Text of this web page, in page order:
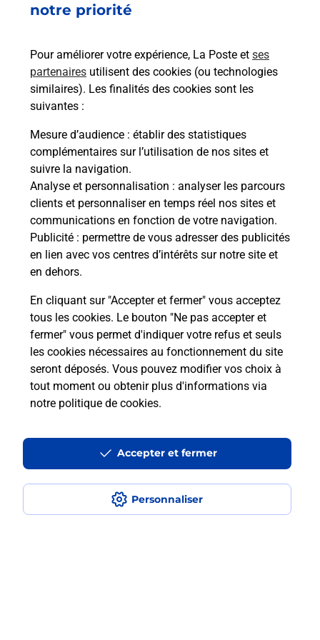
notre priorité
Pour améliorer votre expérience, La Poste et ses
partenaires utilisent des cookies (ou technologies
similaires). Les finalités des cookies sont les
suivantes :
Mesure d’audience : établir des statistiques
complémentaires sur l’utilisation de nos sites et
suivre la navigation.
Analyse et personnalisation : analyser les parcours
clients et personnaliser en temps réel nos sites et
communications en fonction de votre navigation.
Publicité : permettre de vous adresser des publicités
en lien avec vos centres d’intérêts sur notre site et
en dehors.
En cliquant sur "Accepter et fermer" vous acceptez
tous les cookies. Le bouton "Ne pas accepter et
fermer" vous permet d'indiquer votre refus et seuls
les cookies nécessaires au fonctionnement du site
seront déposés. Vous pouvez modifier vos choix à
tout moment ou obtenir plus d'informations via
notre politique de cookies.
Personnaliser
Accepter et fermer
Acheter un iPhone neuf ou reconditionné
Vous recherchez un smartphone pas cher proche
de chez vous ? Découvrez notre offre de
téléphones iPhone Apple dans vos bureaux de
Poste à SEVRES (92310) !
En savoir plus
Questions fréquemment posées
Comment retourner un colis acheté
en ligne depuis votre boîte aux lettres
Comment envoyer un colis ou faire un
retour chez un e-commerçant sans se
déplacer ?
Envoyer un petit colis au meilleur